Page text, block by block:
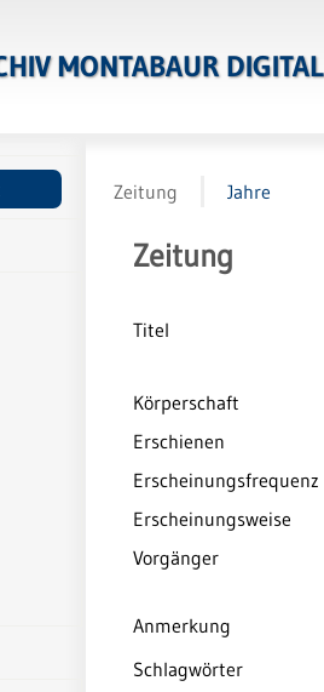
MONTABAUR DIGITAL
Zeitung Jahre
Zeitung
Titel
Körperschaft
Erschienen
Erscheinungsfrequenz
Erscheinungsweise
Vorgänger
Anmerkung
Schlagwörter